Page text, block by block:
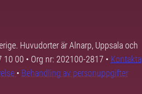
Huvudorter är Alnarp, Uppsala och
00 • Org nr: 202100-2817 • Kontakta
• Behandling av personuppgifter